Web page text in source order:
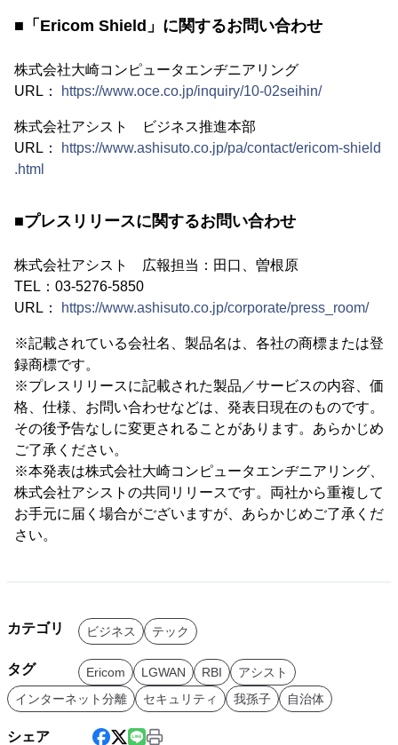
■「Ericom Shield」に関するお問い合わせ
株式会社大崎コンピュータエンヂニアリング
URL：
https://www.oce.co.jp/inquiry/10-02seihin/
株式会社アシスト ビジネス推進本部
URL：
https://www.ashisuto.co.jp/pa/contact/ericom-shield
.html
■プレスリリースに関するお問い合わせ
株式会社アシスト 広報担当：田口、曽根原
TEL：03-5276-5850
URL：
https://www.ashisuto.co.jp/corporate/press_room/
※記載されている会社名、製品名は、各社の商標または登
録商標です。
※プレスリリースに記載された製品／サービスの内容、価
格、仕様、お問い合わせなどは、発表日現在のものです。
その後予告なしに変更されることがあります。あらかじめ
ご了承ください。
※本発表は株式会社大崎コンピュータエンヂニアリング、
株式会社アシストの共同リリースです。両社から重複して
お手元に届く場合がございますが、あらかじめご了承くだ
さい。
カテゴリ ビジネス テック
タグ Ericom LGWAN RBI
アシスト
インターネット分離
セキュリティ 我孫子 自治体
シェア